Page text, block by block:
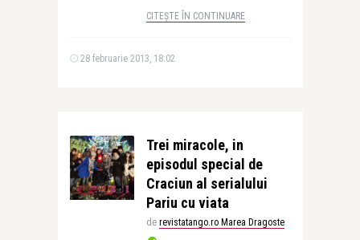
CITEȘTE ÎN CONTINUARE
28 februarie 2013, 18:02
Trei miracole, in
episodul special de
Craciun al serialului
Pariu cu viata
de revistatango.ro Marea Dragoste